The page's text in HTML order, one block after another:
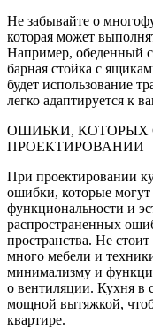
Не забывайте о
которая может
Например, обеденный
барная стойка с
будет использование
легко адаптируется к
ОШИБКИ, КОТОРЫХ
ПРОЕКТИРОВАНИИ
При проектировании
ошибки, которые могут
функциональности и
распространенных
пространства. Не
много мебели и
минимализму и
о вентиляции. Кухня в
мощной вытяжкой,
квартире.